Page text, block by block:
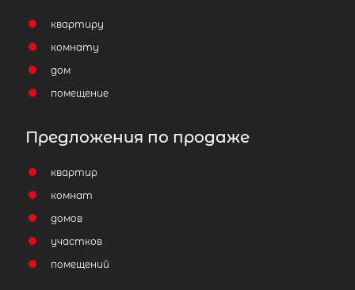
квартиру
комнату
дом
помещение
Предложения по продаже
квартир
комнат
домов
участков
помещений